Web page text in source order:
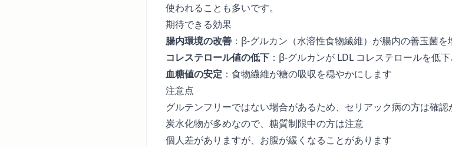
使われることも多いです。
期待できる効果
腸内環境の改善 ：β-グルカン（水溶性食物繊維）が腸内の善玉菌
コレステロール値の低下 ：β-グルカンが LDL コレステロールを低
血糖値の安定 ：食物繊維が糖の吸収を穏やかにします
注意点
グルテンフリーではない場合があるため、セリアック病の方は確認
炭水化物が多めなので、糖質制限中の方は注意
個人差がありますが、お腹が緩くなることがあります